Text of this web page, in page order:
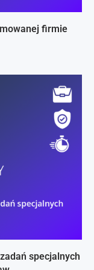
firmie
specjalnych